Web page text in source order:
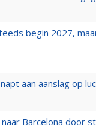
begin 2027,
aan aanslag op
Barcelona door